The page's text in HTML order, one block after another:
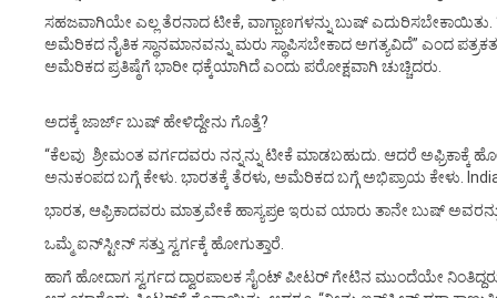
ಸಹಜವಾಗಿಯೇ ಎಲ್ಲ ತೆರನಾದ ಟೀಕೆ, ವಾಗ್ಬಾಣಗಳನ್ನು ಬುಷ್ ಎದುರಿಸಬೇಕಾಯಿತು.
ಅಮೆರಿಕದ ನೈತಿಕ ಸ್ಥಾನಮಾನವನ್ನು ಮರು ಸ್ಥಾಪಿಸಬೇಕಾದ ಅಗತ್ಯವಿದೆ” ಎಂದ
ಅಮೆರಿಕದ ಪ್ರತಿಷ್ಠೆಗೆ ಭಾರೀ ಧಕ್ಕೆಯಾಗಿದೆ ಎಂದು ಪರೋಕ್ಷವಾಗಿ ಚುಚ್ಚಿದರು.
ಅದಕ್ಕೆ ಜಾರ್ಜ್ ಬುಷ್ ಹೇಳಿದ್ದೇನು ಗೊತ್ತೆ?
“ಕೆಲವು ಶ್ರೀಮಂತ ವರ್ಗದವರು ನನ್ನನ್ನು ಟೀಕೆ ಮಾಡಬಹುದು. ಆದರೆ
ಅನುಕಂಪದ ಬಗ್ಗೆ ಕೇಳು. ಭಾರತಕ್ಕೆ ತೆರಳು, ಅಮೆರಿಕದ ಬಗ್ಗೆ ಅಭಿಪ್ರಾಯ ಕೇಳು.
ಭಾರತ, ಆಫ್ರಿಕಾದವರು ಮಾತ್ರವೇಕೆ ಹಾಸ್ಯಪ್ರe ಇರುವ ಯಾರು ತಾನೇ ಬುಷ್
ಒಮ್ಮೆ ಐನ್‌ಸ್ಟೀನ್ ಸತ್ತು ಸ್ವರ್ಗಕ್ಕೆ ಹೋಗುತ್ತಾರೆ.
ಹಾಗೆ ಹೋದಾಗ ಸ್ವರ್ಗದ ದ್ವಾರಪಾಲಕ ಸೈಂಟ್ ಪೀಟರ್ ಗೇಟಿನ ಮುಂದೆಯೇ